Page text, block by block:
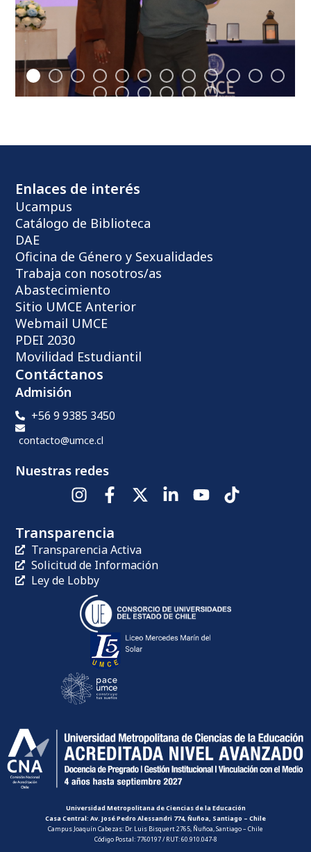
Enlaces de interés
Ucampus
Catálogo de Biblioteca
DAE
Oficina de Género y Sexualidades
Trabaja con nosotros/as
Abastecimiento
Sitio UMCE Anterior
Webmail UMCE
PDEI 2030
Movilidad Estudiantil
Contáctanos
Admisión
+56 9 9385 3450
contacto@umce.cl
Nuestras redes
Transparencia
Transparencia Activa
Solicitud de Información
Ley de Lobby
Universidad Metropolitana de Ciencias de la Educación
Casa Central: Av. José Pedro Alessandri 774, Ñuñoa, Santiago – Chile
Campus Joaquín Cabezas: Dr. Luis Bisquert 2765, Ñuñoa, Santiago – Chile
Código Postal: 7760197 / RUT: 60.910.047-8